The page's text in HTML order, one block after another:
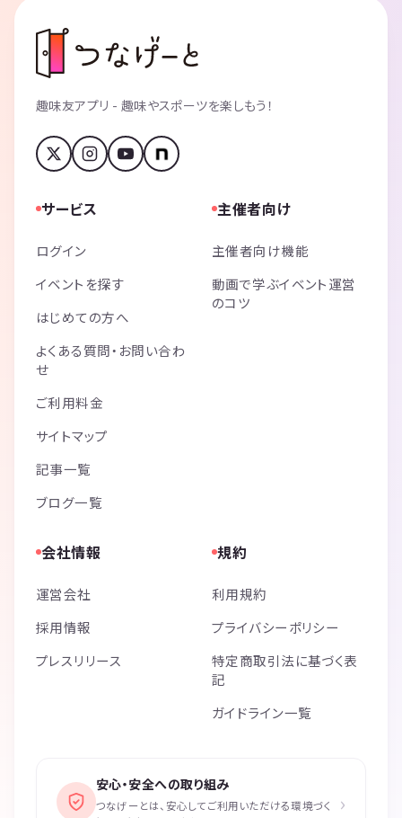
趣味友アプリ - 趣味やスポーツを楽しもう！
サービス
ログイン
イベントを探す
はじめての方へ
よくある質問・お問い合わ
せ
ご利用料金
サイトマップ
記事一覧
ブログ一覧
主催者向け
主催者向け機能
動画で学ぶイベント運営
のコツ
会社情報
運営会社
採用情報
プレスリリース
規約
利用規約
プライバシーポリシー
特定商取引法に基づく表
記
ガイドライン一覧
安心・安全への取り組み
つなげーとは、安心してご利用いただける環境づく
›